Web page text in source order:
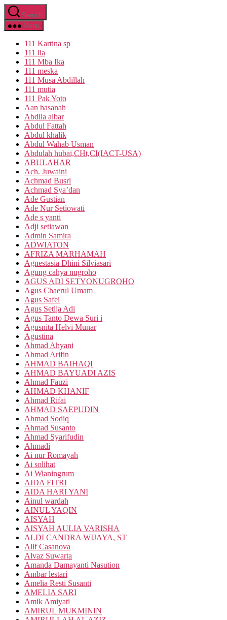
Skip
to
the
Search
Menu
111 Kartina sp
111 lia
111 Mba Ika
111 meska
111 Musa Abdillah
111 mutia
111 Pak Yoto
Aan hasanah
Abdila albar
Abdul Fattah
Abdul khalik
Abdul Wahab Usman
Abdulah hubai,CHt,CI(IACT-USA)
ABULAHAR
Ach. Juwaini
Achmad Busri
Achmad Sya’dan
Ade Gustian
Ade Nur Setiowati
Ade s yanti
Adji setiawan
Admin Samira
ADWIATON
AFRIZA MARHAMAH
Agnestasia Dhini Silviasari
Agung cahya nugroho
AGUS ADI SETYONUGROHO
Agus Chaerul Umam
Agus Safei
Agus Setija Adi
Agus Tanto Dewa Suri i
Agusnita Helvi Munar
Agustina
Ahmad Ahyani
Ahmad Arifin
AHMAD BAIHAQI
AHMAD BAYUADI AZIS
Ahmad Fauzi
AHMAD KHANIF
Ahmad Rifai
AHMAD SAEPUDIN
Ahmad Sodiq
Ahmad Susanto
Ahmad Syarifudin
Ahmadi
Ai nur Romayah
Ai solihat
Ai Wianingrum
AIDA FITRI
AIDA HARI YANI
Ainul wardah
AINUL YAQIN
AISYAH
AISYAH AULIA VARISHA
ALDI CANDRA WIJAYA, ST
Alif Casanova
Alvaz Suwarta
Amanda Damayanti Nasution
Ambar lestari
Amelia Resti Susanti
AMELIA SARI
Amik Amiyati
AMIRUL MUKMININ